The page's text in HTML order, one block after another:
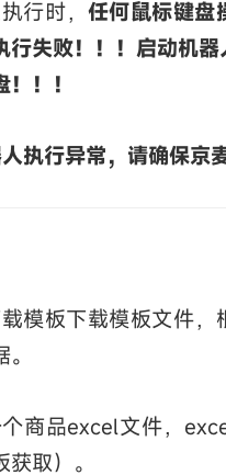
行时， 任何鼠标键盘
行失败！！！启动机
！！
执行异常，请确保京
模板下载模板文件，
商品excel文件，
取）。